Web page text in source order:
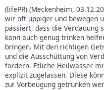
(lifePR) (Meckenheim,
wir oft üppiger und bewegen
passiert, dass die Verdauung
kann auch genug trinken
bringen. Mit den richtigen
und die Ausschüttung von
fördern. Etliche Heilwässer
explizit zugelassen. Diese
zur Vorbeugung getrunken